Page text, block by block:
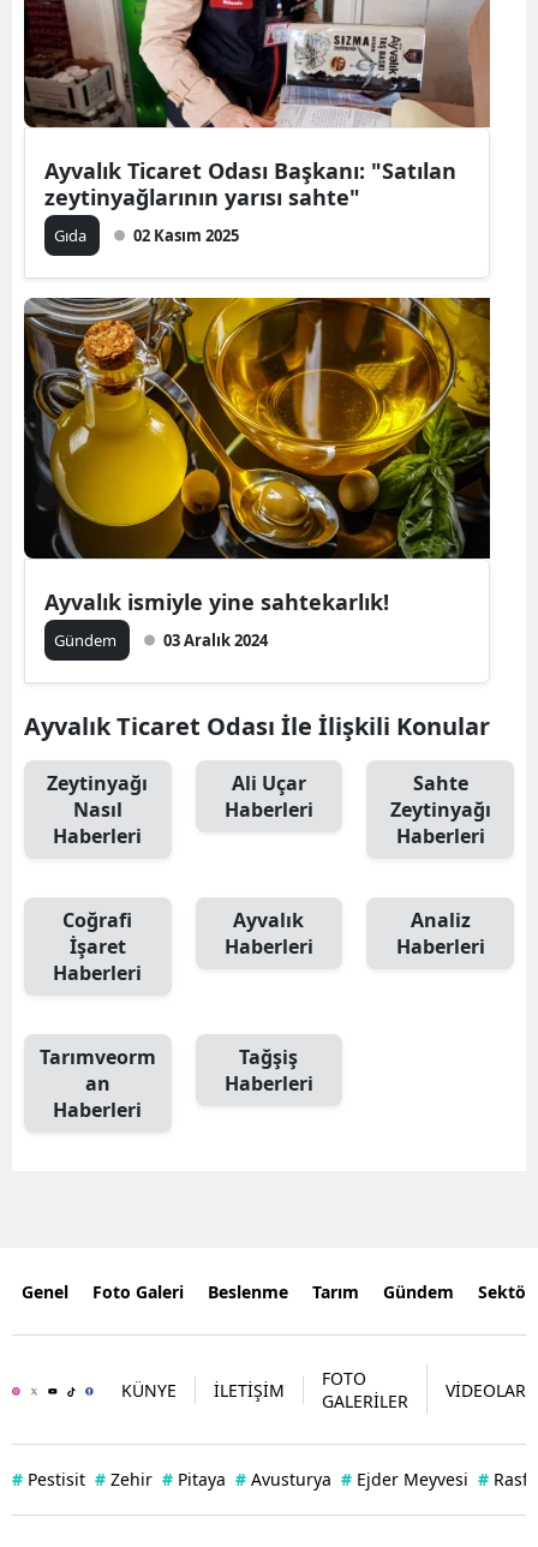
Ayvalık Ticaret Odası Başkanı: "Satılan
zeytinyağlarının yarısı sahte"
Gıda 02 Kasım 2025
Ayvalık ismiyle yine sahtekarlık!
Gündem 03 Aralık 2024
Ayvalık Ticaret Odası İle İlişkili Konular
Zeytinyağı
Nasıl
Haberleri
Ali Uçar
Haberleri
Sahte
Zeytinyağı
Haberleri
Coğrafi
İşaret
Haberleri
Ayvalık
Haberleri
Analiz
Haberleri
Tarımveorm
an
Haberleri
Tağşiş
Haberleri
Genel Foto Galeri Beslenme Tarım Gündem
KÜNYE İLETİŞİM
FOTO
GALERİLER
VİDEOLAR
# Pestisit # Zehir # Pitaya # Avusturya # Ejder Meyvesi # Rasff